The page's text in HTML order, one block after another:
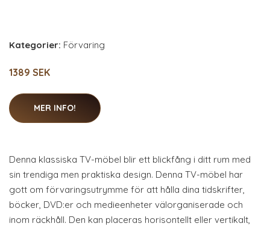
Kategorier: Förvaring
1389 SEK
MER INFO!
Denna klassiska TV-möbel blir ett blickfång i ditt rum med
sin trendiga men praktiska design. Denna TV-möbel har
gott om förvaringsutrymme för att hålla dina tidskrifter,
böcker, DVD:er och medieenheter välorganiserade och
inom räckhåll. Den kan placeras horisontellt eller vertikalt,